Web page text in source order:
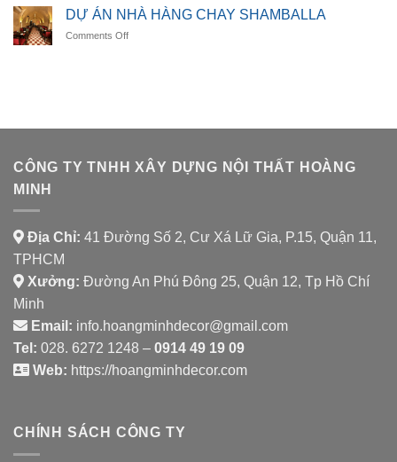
DINING
ÁN
NHÀ
HÀNG
DỰ ÁN NHÀ HÀNG CHAY SHAMBALLA
Comments Offon
CÔNG TY TNHH XÂY DỰNG NỘI THẤT HOÀNG
MINH
Địa Chỉ: 41 Đường Số 2, Cư Xá Lữ Gia, P.15, Quận 11,
TPHCM
Xưởng: Đường An Phú Đông 25, Quận 12, Tp Hồ Chí
Minh
Email: info.hoangminhdecor@gmail.com
Tel: 028. 6272 1248 – 0914 49 19 09
Web: https://hoangminhdecor.com
CHÍNH SÁCH CÔNG TY